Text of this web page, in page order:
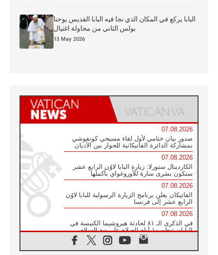
البابا يركع في المكان الذي نجا فيه البابا القديس يوحنا
بولس الثاني من محاولة اغتيال
13 May 2026
07.08.2026
صدور بيان ختامي لأول لقاء مسيحي كونفوشي
بمشاركة الدائرة الفاتيكانية للحوار بين الأديان
07.08.2026
الكاردينال ستورلا: زيارة البابا لاوُن الرابع عشر
ستكون بشرى سارة للأوروغواي بأكملها
07.08.2026
الفاتيكان يعلن برنامج الزيارة الرسولية للبابا لاوُن
الرابع عشر إلى فرنسا
07.08.2026
في الذكرى الـ ٨١ لحادثة هيروشيما الكنيسة في
اليابان تنظم ١٠ أيام للصلاة على نية السلام
الكنيسة في الأوروغواي: زيارة البابا ستعزز